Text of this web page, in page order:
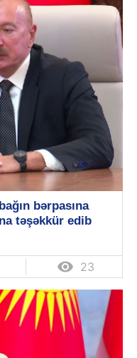
bərpasına
təşəkkür edib
 23